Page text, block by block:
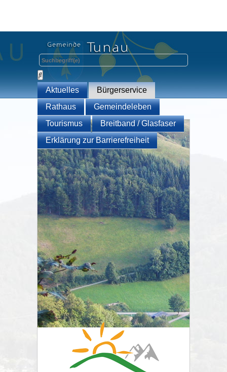
Aktuelles
Bürgerservice
Rathaus
Gemeindeleben
Tourismus
Breitband / Glasfaser
Erklärung zur Barrierefreiheit